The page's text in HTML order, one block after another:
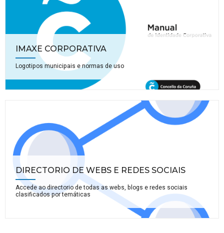
IMAXE CORPORATIVA
Logotipos municipais e normas de uso
DIRECTORIO DE WEBS E REDES SOCIAIS
Accede ao directorio de todas as webs, blogs e redes sociais
clasificados por temáticas